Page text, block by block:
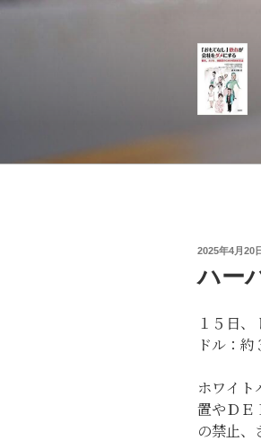
コ
キ
投
日:
2025年4月20
ハー
１５日
ドル：
ホワイト
置やＤＥ
の禁止、